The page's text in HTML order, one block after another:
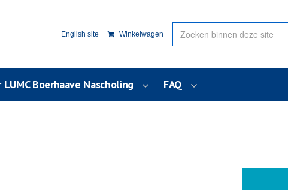
English site Winkelwagen
LUMC Boerhaave Nascholing FAQ